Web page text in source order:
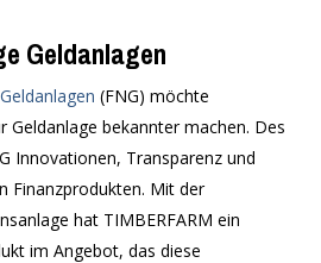
Geldanlagen
(FNG) möchte
Geldanlage bekannter machen. Des
Innovationen, Transparenz und
Finanzprodukten. Mit der
hat TIMBERFARM ein
im Angebot, das diese